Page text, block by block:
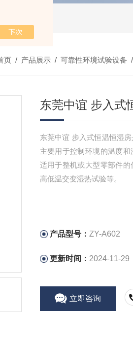
页/ 产品展示/ 可靠性环境试验设备 /
东莞中谊 步入式
东莞中谊 步入式恒温恒湿
主要用于控制环境的温度
适用于整机或大型零部件的
高低温交变湿热试验等‌。
产品型号： ZY-A602
更新时间： 2024-11-29
立即咨询